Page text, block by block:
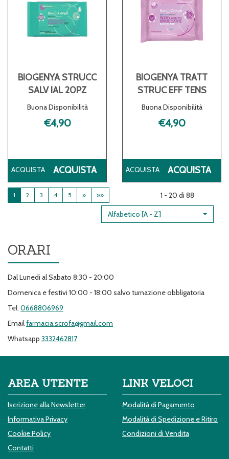
BIOGENYA STRUCC
SALV IAL 20PZ
Buona Disponibilità
€4,90
ACQUISTA
ACQUISTA BIOGENYA
SALV
IAL
20PZ AL
CARRELLO
BIOGENYA TRATT
STRUC EFF TENS
Buona Disponibilità
€4,90
ACQUISTA
1 2 3 4 5 » »» 1 - 20 di 88
Alfabetico [A - Z]
ORARI
Dal Lunedi al Sabato 8:30 - 20:00
Domenica e festivi 10:00 - 18:00 salvo turnazione obbligatoria
Tel. 0668806969
Emailfarmacia.scrofa@gmail.com
Whatsapp 3332462817
AREA UTENTE
Iscrizione alla Newsletter
Informativa Privacy
Cookie Policy
Contatti
LINK VELOCI
Modalità di Pagamento
Modalità di Spedizione e Ritiro
Condizioni di Vendita